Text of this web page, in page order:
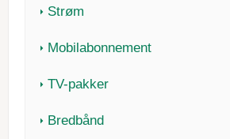
Strøm
Mobilabonnement
TV-pakker
Bredbånd